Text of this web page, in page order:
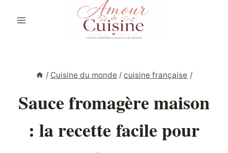
/ Cuisine du monde / cuisine française /
Sauce fromagère maison
: la recette facile pour